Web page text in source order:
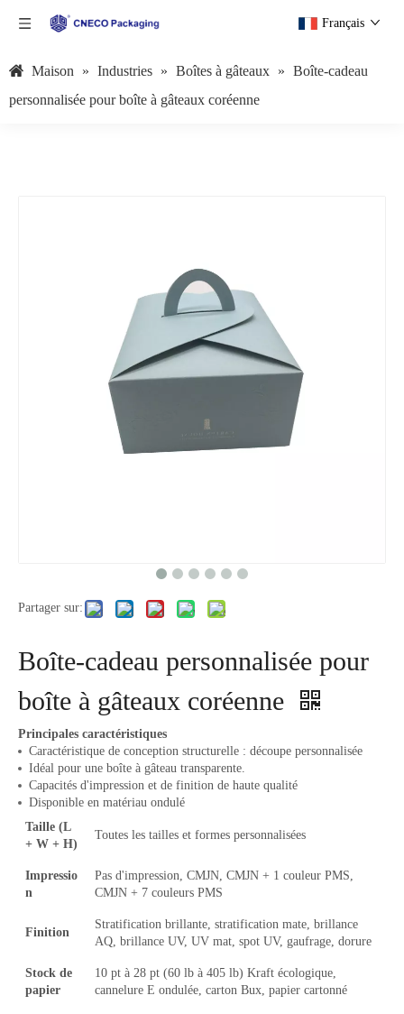
Français
Maison » Industries » Boîtes à gâteaux » Boîte-cadeau
personnalisée pour boîte à gâteaux coréenne
Partager sur:
Boîte-cadeau personnalisée pour
boîte à gâteaux coréenne
Principales caractéristiques
Caractéristique de conception structurelle : découpe personnalisée
Idéal pour une boîte à gâteau transparente.
Capacités d'impression et de finition de haute qualité
Disponible en matériau ondulé
Taille (L
+ W + H)
Toutes les tailles et formes personnalisées
Impressio
n
Pas d'impression, CMJN, CMJN + 1 couleur PMS,
CMJN + 7 couleurs PMS
Finition
Stratification brillante, stratification mate, brillance
AQ, brillance UV, UV mat, spot UV, gaufrage, dorure
Stock de
papier
10 pt à 28 pt (60 lb à 405 lb) Kraft écologique,
cannelure E ondulée, carton Bux, papier cartonné